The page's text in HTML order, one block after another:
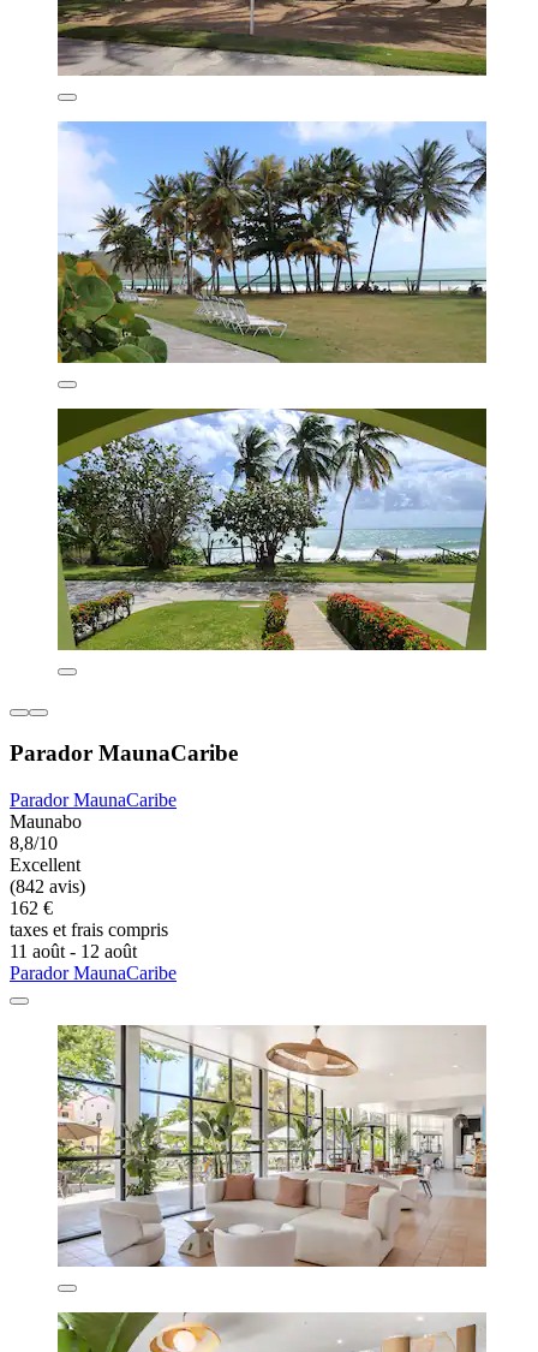
Parador MaunaCaribe
Parador MaunaCaribe
Maunabo
8,8/10
Excellent
(842 avis)
162 €
taxes et frais compris
11 août - 12 août
Parador MaunaCaribe